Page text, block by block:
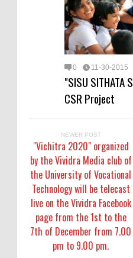
0 11-30-2015
"SISU SITHATA
CSR Project
NEWER POST
"Vichitra 2020" organized
by the Vividra Media club of
the University of Vocational
Technology will be telecast
live on the Vividra Facebook
page from the 1st to the
7th of December from 7.00
pm to 9.00 pm.